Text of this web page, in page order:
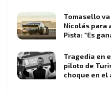
Tomasello
Nicolás para
Pista: “Es
Tragedia en
piloto de
choque en el